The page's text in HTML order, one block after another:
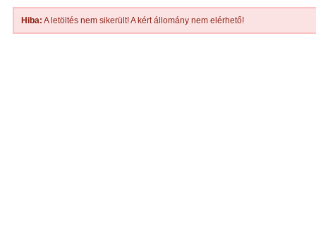
Hiba: A letöltés nem sikerült! A kért állomány nem elérhető!